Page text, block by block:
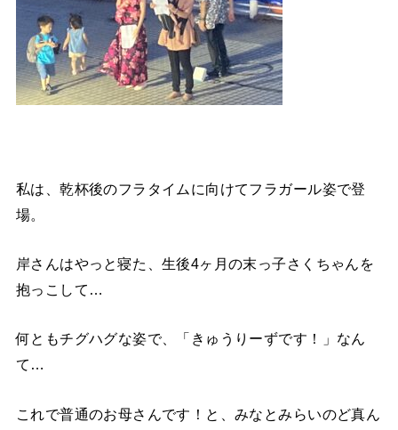
私は、乾杯後のフラタイムに向けてフラガール姿で登
場。
岸さんはやっと寝た、生後4ヶ月の末っ子さくちゃんを
抱っこして…
何ともチグハグな姿で、「きゅうりーずです！」なん
て…
これで普通のお母さんです！と、みなとみらいのど真ん